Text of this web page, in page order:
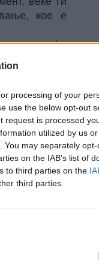
processing of your
use the below opt-out
request is processed
utilized by us
may separately
on the IAB’s list of
to third parties on the
third parties.
кое е
земји,
во
дека тие
земји за
одреден
И ова
„Во ред, ова
улогата на
на ова и се
дека
што ги
да се
постигне
може да го